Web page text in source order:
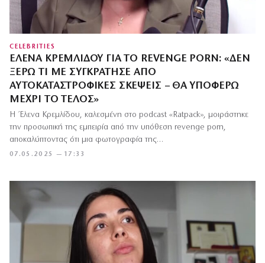
CELEBRITIES
ΈΛΕΝΑ ΚΡΕΜΛΊΔΟΥ ΓΙΑ ΤΟ REVENGE PORN: «ΔΕΝ
ΞΈΡΩ ΤΙ ΜΕ ΣΥΓΚΡΆΤΗΣΕ ΑΠΌ
ΑΥΤΟΚΑΤΑΣΤΡΟΦΙΚΈΣ ΣΚΈΨΕΙΣ – ΘΑ ΥΠΟΦΈΡΩ
ΜΈΧΡΙ ΤΟ ΤΈΛΟΣ»
07.05.2025 — 17:33
Η Έλενα Κρεμλίδου, καλεσμένη στο podcast «Ratpack», μοιράστηκε
την προσωπική της εμπειρία από την υπόθεση revenge porn,
αποκαλύπτοντας ότι μια φωτογραφία της…